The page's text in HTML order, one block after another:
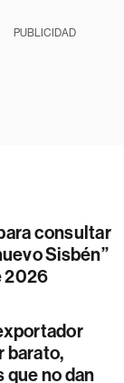
PUBLICIDAD
consultar
Sisbén”
2026
barato,
no dan